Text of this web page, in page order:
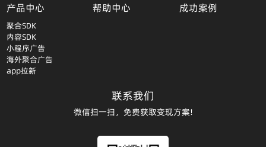
产品中心
聚合SDK
内容SDK
小程序广告
海外聚合广告
app拉新
帮助中心 成功案例
联系我们
微信扫一扫，免费获取变现方案!